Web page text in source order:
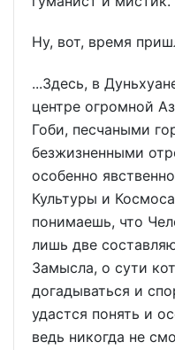
Ну, вот, время
...Здесь, в
центре огромной
Гоби, песчаными
безжизненными
особенно
Культуры и
понимаешь, что
лишь две
Замысла, о сути
догадываться и
удастся понять и
ведь никогда не